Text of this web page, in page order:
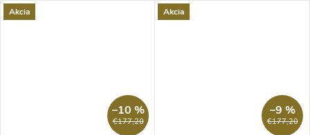
Akcia
€177,20
–10 %
Akcia
€177,20
–9 %